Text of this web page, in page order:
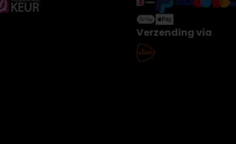
Verzending via